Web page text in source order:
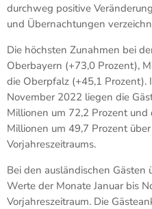
durchweg positive
und Übernachtungen
Die höchsten Zunahmen bei
Oberbayern (+73,0 Prozent),
die Oberpfalz (+45,1 Prozent).
November 2022 liegen die
Millionen um 72,2 Prozent
Millionen um 49,7 Prozent
Vorjahreszeitraums.
Bei den ausländischen
Werte der Monate Januar bis
Vorjahreszeitraum. Die